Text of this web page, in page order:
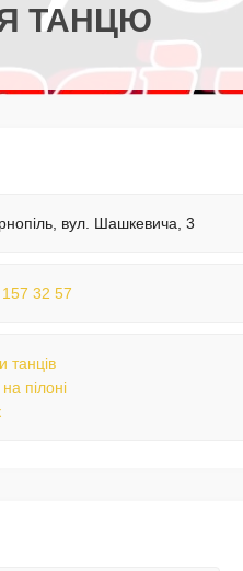
ТАНЦЮ
вул. Шашкевича, 3
32 57
танців
пілоні